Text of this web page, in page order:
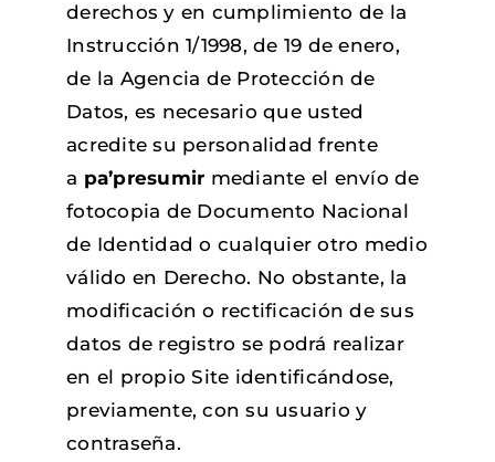
derechos y en cumplimiento de la
Instrucción 1/1998, de 19 de enero,
de la Agencia de Protección de
Datos, es necesario que usted
acredite su personalidad frente
a pa’presumir mediante el envío de
fotocopia de Documento Nacional
de Identidad o cualquier otro medio
válido en Derecho. No obstante, la
modificación o rectificación de sus
datos de registro se podrá realizar
en el propio Site identificándose,
previamente, con su usuario y
contraseña.